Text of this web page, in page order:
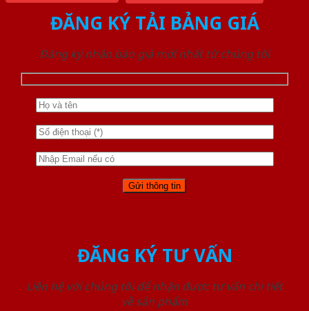
ĐĂNG KÝ TẢI BẢNG GIÁ
Đăng ký nhận báo giá mới nhất từ chúng tôi
ĐĂNG KÝ TƯ VẤN
Liên hệ với chúng tôi để nhận được tư vấn chi tiết
về sản phẩm